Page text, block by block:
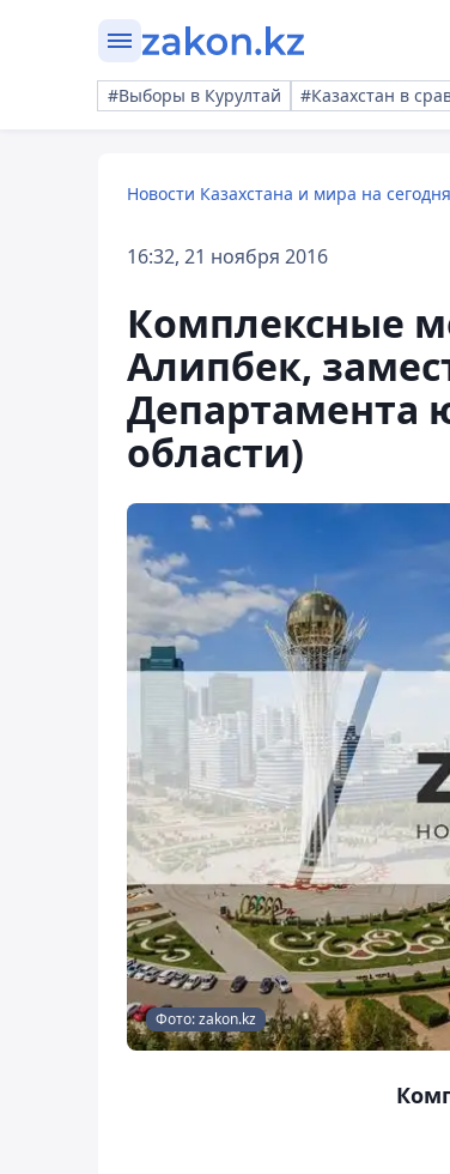
#Выборы в Курултай #Казахстан в
Новости Казахстана и мира на сегодня
16:32, 21 ноября 2016
Комплексные
Алипбек,
Департамента
области)
Фото: zakon.kz